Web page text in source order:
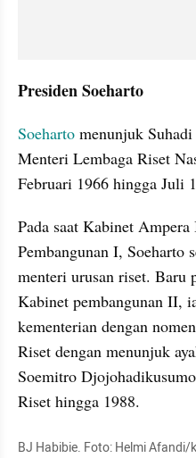
Presiden Soeharto
Soeharto menunjuk
Menteri Lembaga Riset
Februari 1966 hingga Juli
Pada saat Kabinet
Pembangunan I, Soeharto
menteri urusan riset. Baru
Kabinet pembangunan II,
kementerian dengan
Riset dengan menunjuk
Soemitro
Riset hingga 1988.
BJ Habibie. Foto: Helmi Afandi/